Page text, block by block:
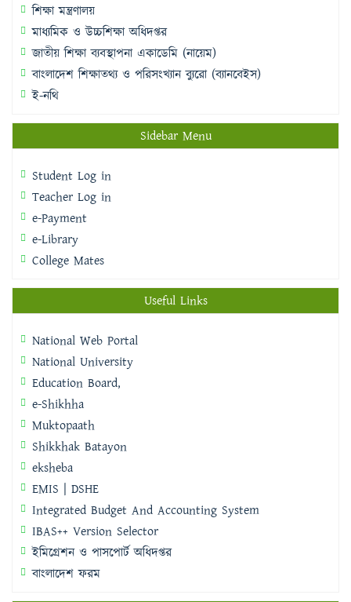
শিক্ষা মন্ত্রণালয়
মাধ্যমিক ও উচ্চশিক্ষা অধিদপ্তর
জাতীয় শিক্ষা ব্যবস্থাপনা একাডেমি (নায়েম)
বাংলাদেশ শিক্ষাতথ্য ও পরিসংখ্যান ব্যুরো (ব্যানবেইস)
ই-নথি
Sidebar Menu
Student Log in
Teacher Log in
e-Payment
e-Library
College Mates
Useful Links
National Web Portal
National University
Education Board,
e-Shikhha
Muktopaath
Shikkhak Batayon
eksheba
EMIS | DSHE
Integrated Budget And Accounting System
IBAS++ Version Selector
ইমিগ্রেশন ও পাসপোর্ট অধিদপ্তর
বাংলাদেশ ফরম